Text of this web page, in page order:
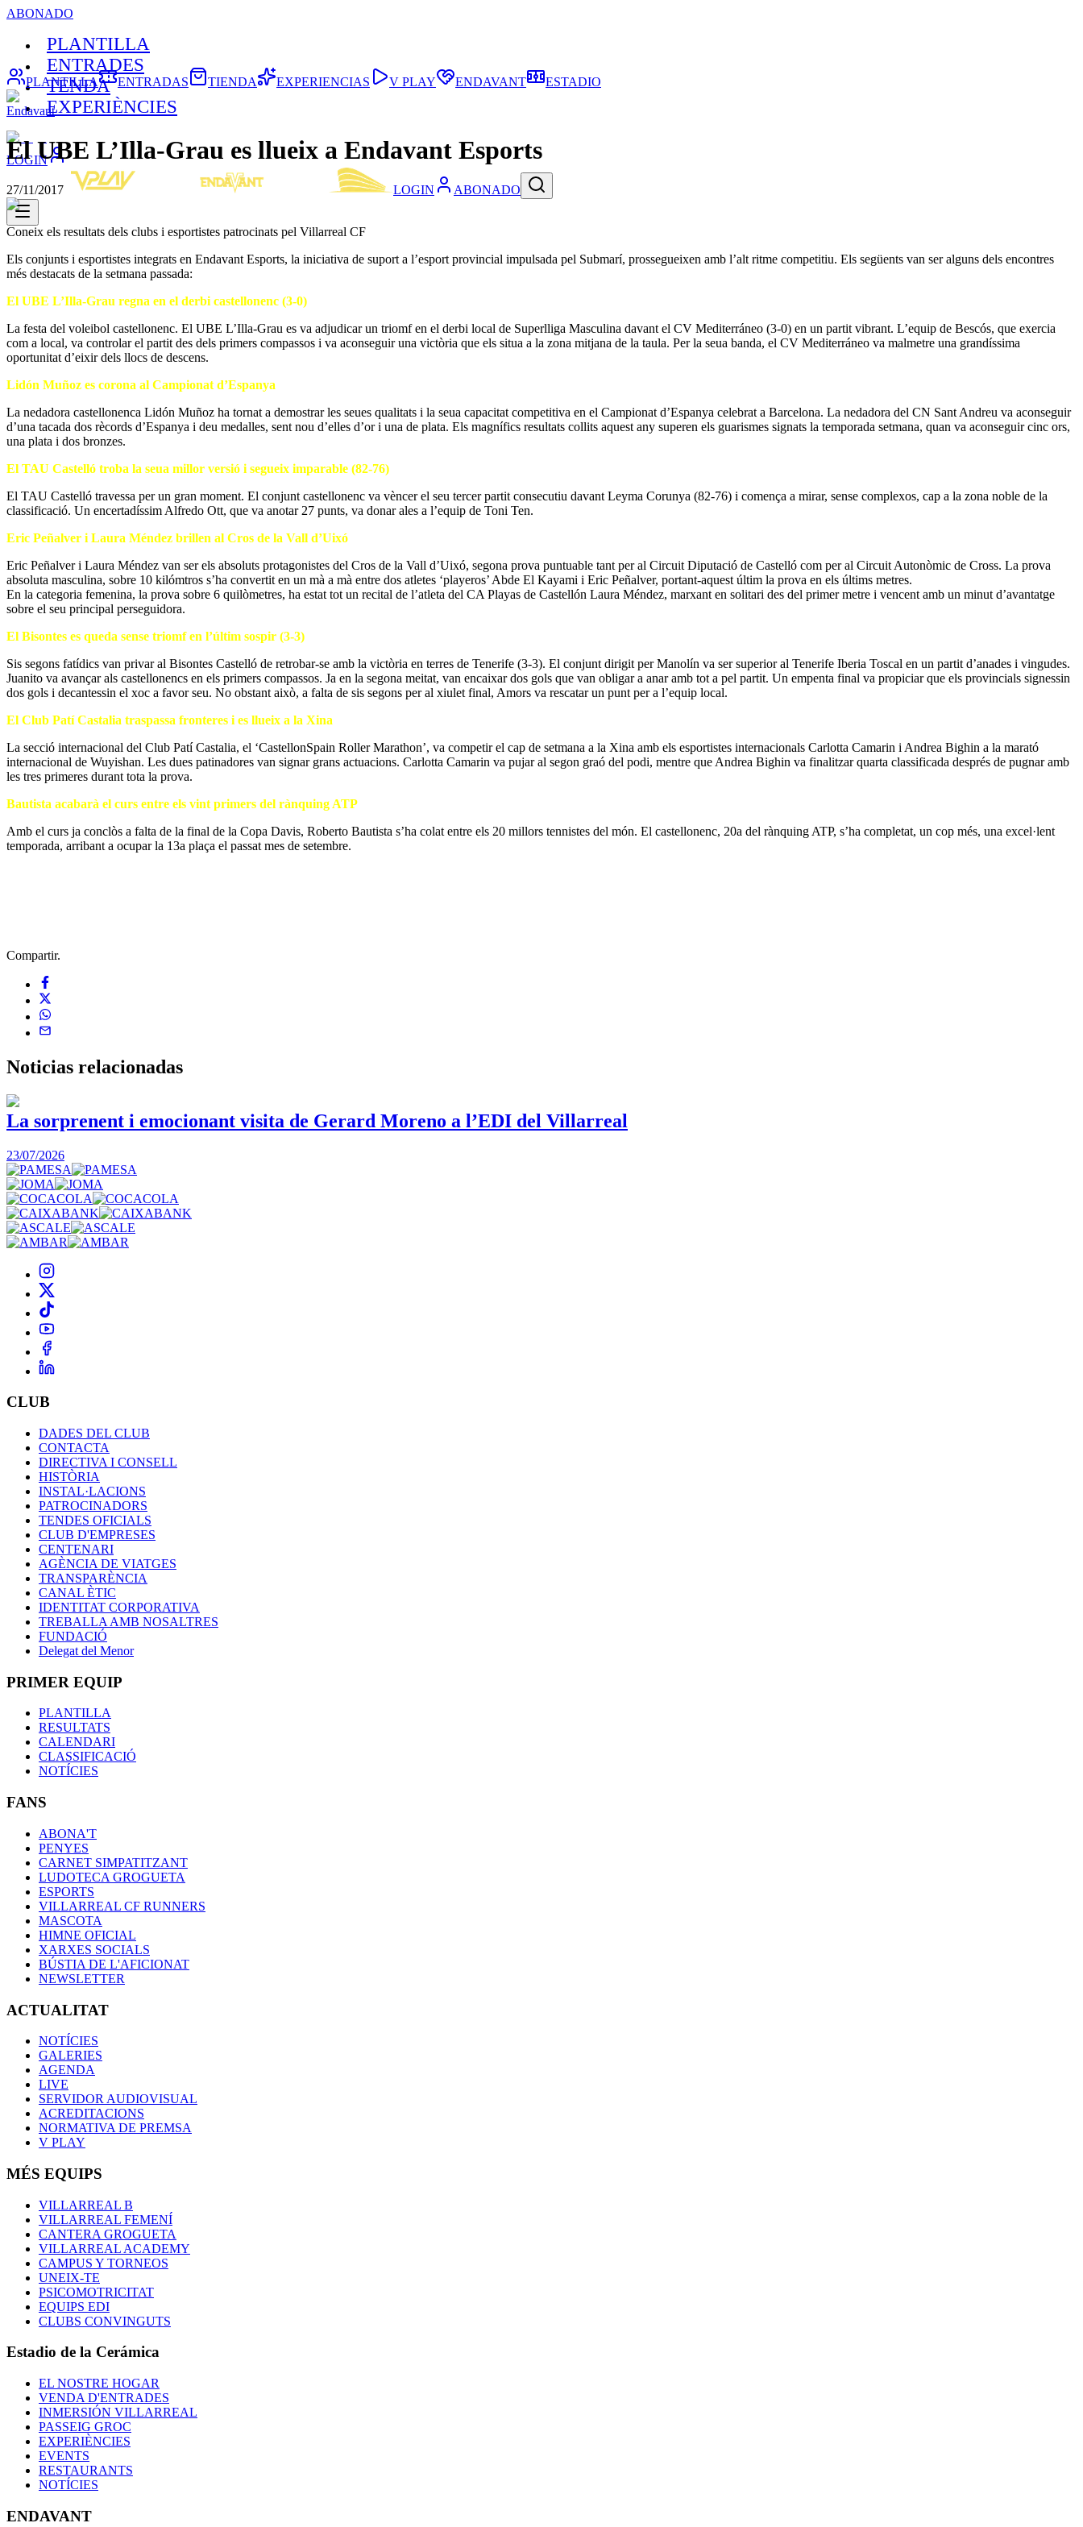
ABONADO
PLANTILLA
ENTRADES
TENDA
EXPERIÈNCIES
LOGIN
LOGIN ABONADO
PLANTILLA ENTRADAS TIENDA EXPERIENCIAS V PLAY ENDAVANT ESTADIO
Endavant
El UBE L’Illa-Grau es llueix a Endavant Esports
27/11/2017
Coneix els resultats dels clubs i esportistes patrocinats pel Villarreal CF
Els conjunts i esportistes integrats en Endavant Esports, la iniciativa de suport a l’esport provincial impulsada pel Submarí, prossegueixen amb l’alt ritme competitiu. Els següents van ser alguns dels encontres
més destacats de la setmana passada:
El UBE L’Illa-Grau regna en el derbi castellonenc (3-0)
La festa del voleibol castellonenc. El UBE L’Illa-Grau es va adjudicar un triomf en el derbi local de Superlliga Masculina davant el CV Mediterráneo (3-0) en un partit vibrant. L’equip de Bescós, que exercia
com a local, va controlar el partit des dels primers compassos i va aconseguir una victòria que els situa a la zona mitjana de la taula. Per la seua banda, el CV Mediterráneo va malmetre una grandíssima
oportunitat d’eixir dels llocs de descens.
Lidón Muñoz es corona al Campionat d’Espanya
La nedadora castellonenca Lidón Muñoz ha tornat a demostrar les seues qualitats i la seua capacitat competitiva en el Campionat d’Espanya celebrat a Barcelona. La nedadora del CN Sant Andreu va aconseguir
d’una tacada dos rècords d’Espanya i deu medalles, sent nou d’elles d’or i una de plata. Els magnífics resultats collits aquest any superen els guarismes signats la temporada setmana, quan va aconseguir cinc ors,
una plata i dos bronzes.
El TAU Castelló troba la seua millor versió i segueix imparable (82-76)
El TAU Castelló travessa per un gran moment. El conjunt castellonenc va vèncer el seu tercer partit consecutiu davant Leyma Corunya (82-76) i comença a mirar, sense complexos, cap a la zona noble de la
classificació. Un encertadíssim Alfredo Ott, que va anotar 27 punts, va donar ales a l’equip de Toni Ten.
Eric Peñalver i Laura Méndez brillen al Cros de la Vall d’Uixó
Eric Peñalver i Laura Méndez van ser els absoluts protagonistes del Cros de la Vall d’Uixó, segona prova puntuable tant per al Circuit Diputació de Castelló com per al Circuit Autonòmic de Cross. La prova
absoluta masculina, sobre 10 kilómtros s’ha convertit en un mà a mà entre dos atletes ‘playeros’ Abde El Kayami i Eric Peñalver, portant-aquest últim la prova en els últims metres.
En la categoria femenina, la prova sobre 6 quilòmetres, ha estat tot un recital de l’atleta del CA Playas de Castellón Laura Méndez, marxant en solitari des del primer metre i vencent amb un minut d’avantatge
sobre el seu principal perseguidora.
El Bisontes es queda sense triomf en l’últim sospir (3-3)
Sis segons fatídics van privar al Bisontes Castelló de retrobar-se amb la victòria en terres de Tenerife (3-3). El conjunt dirigit per Manolín va ser superior al Tenerife Iberia Toscal en un partit d’anades i vingudes.
Juanito va avançar als castellonencs en els primers compassos. Ja en la segona meitat, van encaixar dos gols que van obligar a anar amb tot a pel partit. Un empenta final va propiciar que els provincials signessin
dos gols i decantessin el xoc a favor seu. No obstant això, a falta de sis segons per al xiulet final, Amors va rescatar un punt per a l’equip local.
El Club Patí Castalia traspassa fronteres i es llueix a la Xina
La secció internacional del Club Patí Castalia, el ‘CastellonSpain Roller Marathon’, va competir el cap de setmana a la Xina amb els esportistes internacionals Carlotta Camarin i Andrea Bighin a la marató
internacional de Wuyishan. Les dues patinadores van signar grans actuacions. Carlotta Camarin va pujar al segon graó del podi, mentre que Andrea Bighin va finalitzar quarta classificada després de pugnar amb
les tres primeres durant tota la prova.
Bautista acabarà el curs entre els vint primers del rànquing ATP
Amb el curs ja conclòs a falta de la final de la Copa Davis, Roberto Bautista s’ha colat entre els 20 millors tennistes del món. El castellonenc, 20a del rànquing ATP, s’ha completat, un cop més, una excel·lent
temporada, arribant a ocupar la 13a plaça el passat mes de setembre.
Compartir.
Noticias relacionadas
La sorprenent i emocionant visita de Gerard Moreno a l’EDI del Villarreal
23/07/2026
CLUB
DADES DEL CLUB
CONTACTA
DIRECTIVA I CONSELL
HISTÒRIA
INSTAL·LACIONS
PATROCINADORS
TENDES OFICIALS
CLUB D'EMPRESES
CENTENARI
AGÈNCIA DE VIATGES
TRANSPARÈNCIA
CANAL ÈTIC
IDENTITAT CORPORATIVA
TREBALLA AMB NOSALTRES
FUNDACIÓ
Delegat del Menor
PRIMER EQUIP
PLANTILLA
RESULTATS
CALENDARI
CLASSIFICACIÓ
NOTÍCIES
FANS
ABONA'T
PENYES
CARNET SIMPATITZANT
LUDOTECA GROGUETA
ESPORTS
VILLARREAL CF RUNNERS
MASCOTA
HIMNE OFICIAL
XARXES SOCIALS
BÚSTIA DE L'AFICIONAT
NEWSLETTER
ACTUALITAT
NOTÍCIES
GALERIES
AGENDA
LIVE
SERVIDOR AUDIOVISUAL
ACREDITACIONS
NORMATIVA DE PREMSA
V PLAY
MÉS EQUIPS
VILLARREAL B
VILLARREAL FEMENÍ
CANTERA GROGUETA
VILLARREAL ACADEMY
CAMPUS Y TORNEOS
UNEIX-TE
PSICOMOTRICITAT
EQUIPS EDI
CLUBS CONVINGUTS
Estadio de la Cerámica
EL NOSTRE HOGAR
VENDA D'ENTRADES
INMERSIÓN VILLARREAL
PASSEIG GROC
EXPERIÈNCIES
EVENTS
RESTAURANTS
NOTÍCIES
ENDAVANT